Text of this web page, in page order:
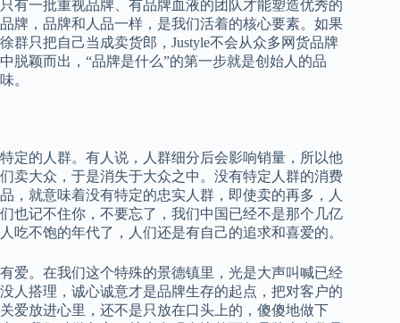
只有一批重视品牌、有品牌血液的团队才能塑造优秀的
品牌，品牌和人品一样，是我们活着的核心要素。如果
徐群只把自己当成卖货郎， Justyle不会从众多网货品牌
中脱颖而出，“品牌是什么”的第一步就是创始人的品
味。
特定的人群。有人说，人群细分后会影响销量，所以他
们卖大众，于是消失于大众之中。没有特定人群的消费
品，就意味着没有特定的忠实人群，即使卖的再多，人
们也记不住你，不要忘了，我们中国已经不是那个几亿
人吃不饱的年代了，人们还是有自己的追求和喜爱的。
有爱。在我们这个特殊的景德镇里，光是大声叫喊已经
没人搭理，诚心诚意才是品牌生存的起点，把对客户的
关爱放进心里，还不是只放在口头上的，傻傻地做下